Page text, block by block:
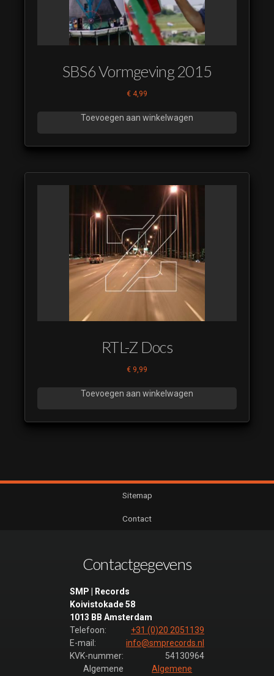
SBS6 Vormgeving 2015
€ 4,99
Toevoegen aan winkelwagen
RTL-Z Docs
€ 9,99
Toevoegen aan winkelwagen
Sitemap
Contact
Contactgegevens
SMP | Records
Koivistokade 58
1013 BB Amsterdam
Telefoon:
+31 (0)20 2051139
E-mail:
info@smprecords.nl
KVK-nummer:
54130964
Algemene
Algemene